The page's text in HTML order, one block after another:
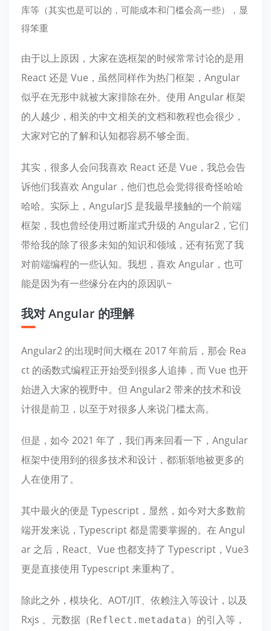
库等（其实也是可以的，可能成本和门槛会高一些），显
得笨重
由于以上原因，大家在选框架的时候常常讨论的是用
React 还是 Vue，虽然同样作为热门框架，Angular
似乎在无形中就被大家排除在外。使用 Angular 框架
的人越少，相关的中文相关的文档和教程也会很少，
大家对它的了解和认知都容易不够全面。
其实，很多人会问我喜欢 React 还是 Vue，我总会告
诉他们我喜欢 Angular，他们也总会觉得很奇怪哈哈
哈哈。实际上，AngularJS 是我最早接触的一个前端
框架，我也曾经使用过断崖式升级的 Angular2，它们
带给我的除了很多未知的知识和领域，还有拓宽了我
对前端编程的一些认知。我想，喜欢 Angular，也可
能是因为有一些缘分在内的原因叭~
我对 Angular 的理解
Angular2 的出现时间大概在 2017 年前后，那会 Rea
ct 的函数式编程正开始受到很多人追捧，而 Vue 也开
始进入大家的视野中。但 Angular2 带来的技术和设
计很是前卫，以至于对很多人来说门槛太高。
但是，如今 2021 年了，我们再来回看一下，Angular
框架中使用到的很多技术和设计，都渐渐地被更多的
人在使用了。
其中最火的便是 Typescript，显然，如今对大多数前
端开发来说，Typescript 都是需要掌握的。在 Angul
ar 之后，React、Vue 也都支持了 Typescript，Vue3
更是直接使用 Typescript 来重构了。
除此之外，模块化、AOT/JIT、依赖注入等设计，以及
Rxjs 、元数据（Reflect.metadata）的引入等，